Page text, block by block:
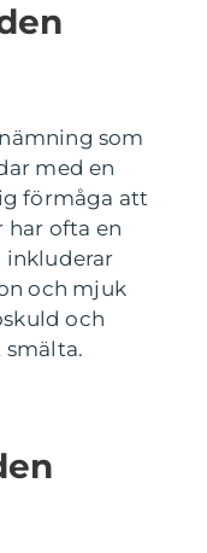
som
med en
förmåga att
har ofta en
och mjuk
och